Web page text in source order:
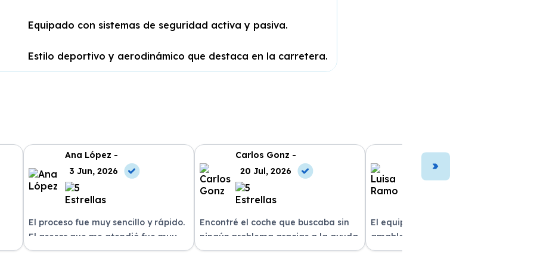
Equipado con sistemas de seguridad activa y pasiva.
Estilo deportivo y aerodinámico que destaca en la carretera.
Ana López -
3 Jun, 2026
El proceso fue muy sencillo y rápido.
El asesor que me atendió fue muy
amable y me explicó todo con
Carlos Gonz -
20 Jul, 2026
Encontré el coche que buscaba sin
ningún problema gracias a la ayuda
del equipo. La atención al cliente fue
Luisa Ramo -
10 May, 2026
El equipo fue muy profesional y
amable durante todo el proceso. La
entrega del vehículo fue rapidísima